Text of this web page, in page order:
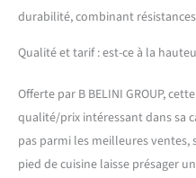
durabilité, combinant
Qualité et tarif : est-ce à la
Offerte par B BELINI GROUP,
qualité/prix intéressant dans sa
pas parmi les meilleures
pied de cuisine laisse présager